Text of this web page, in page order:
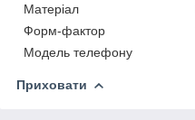
Матеріал
Форм-фактор
Модель телефону
Приховати